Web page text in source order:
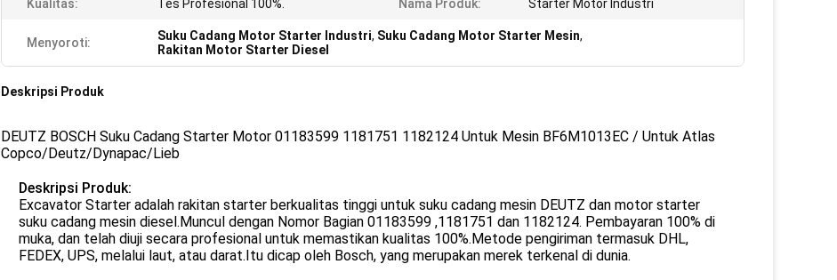
Kualitas: Tes Profesional 100%. Nama Produk: Starter Motor Industri
Menyoroti: Suku Cadang Motor Starter Industri, Suku Cadang Motor Starter Mesin,
Rakitan Motor Starter Diesel
Deskripsi Produk
DEUTZ BOSCH Suku Cadang Starter Motor 01183599 1181751 1182124 Untuk Mesin BF6M1013EC / Untuk Atlas
Copco/Deutz/Dynapac/Lieb
Deskripsi Produk:
Excavator Starter adalah rakitan starter berkualitas tinggi untuk suku cadang mesin DEUTZ dan motor starter
suku cadang mesin diesel.Muncul dengan Nomor Bagian 01183599 ,1181751 dan 1182124. Pembayaran 100% di
muka, dan telah diuji secara profesional untuk memastikan kualitas 100%.Metode pengiriman termasuk DHL,
FEDEX, UPS, melalui laut, atau darat.Itu dicap oleh Bosch, yang merupakan merek terkenal di dunia.